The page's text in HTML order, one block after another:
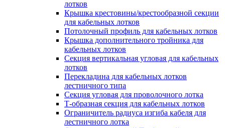
лотков
Крышка крестовины/крестообразной секции
для кабельных лотков
Потолочный профиль для кабельных лотков
Крышка дополнительного тройника для
кабельных лотков
Секция вертикальная угловая для кабельных
лотков
Перекладина для кабельных лотков
лестничного типа
Секция угловая для проволочного лотка
Т-образная секция для кабельных лотков
Ограничитель радиуса изгиба кабеля для
лестничного лотка